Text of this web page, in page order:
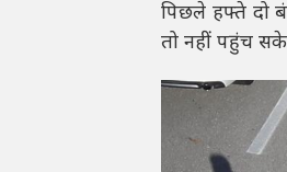
पिछले हफ्ते दो
तो नहीं पहुंच